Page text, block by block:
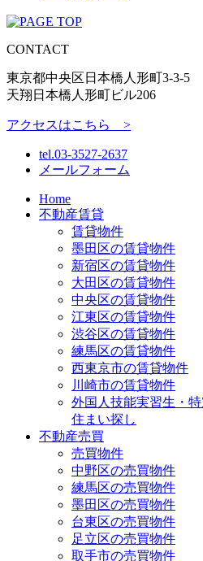
CONTACT
東京都中央区日本橋人形町3-3-5
天翔日本橋人形町ビル206
アクセスはこちら >
tel.03-3527-2637
メールフォーム
Home
不動産賃貸
賃貸物件
墨田区の賃貸物件
新宿区の賃貸物件
大田区の賃貸物件
中央区の賃貸物件
江東区の賃貸物件
渋谷区の賃貸物件
練馬区の賃貸物件
西東京市の賃貸物件
川崎市の賃貸物件
外国人技能実習生・
住まい探し
不動産売買
売買物件
中野区の売買物件
練馬区の売買物件
墨田区の売買物件
台東区の売買物件
足立区の売買物件
取手市の売買物件